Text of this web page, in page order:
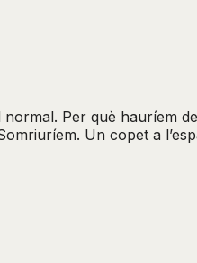
Per què hauríem
Un copet a